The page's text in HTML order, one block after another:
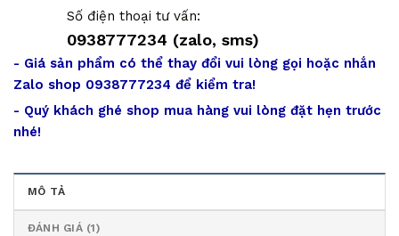
Số điện thoại tư vấn:
0938777234 (zalo, sms)
- Giá sản phẩm có thể thay đổi vui lòng gọi hoặc nhắn
Zalo shop 0938777234 để kiểm tra!
- Quý khách ghé shop mua hàng vui lòng đặt hẹn trước
nhé!
MÔ TẢ
ĐÁNH GIÁ (1)